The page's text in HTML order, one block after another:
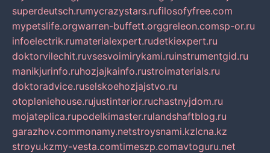
superdeutsch.rumycrazystars.rufilosofyfree.com
mypetslife.orgwarren-buffett.orggreleon.comsp-or.ru
infoelectrik.rumaterialexpert.rudetkiexpert.ru
doktorvilechit.ruvsesvoimirykami.ruinstrumentgid.ru
manikjurinfo.ruhozjajkainfo.rustroimaterials.ru
doktoradvice.ruselskoehozjajstvo.ru
otopleniehouse.rujustinterior.ruchastnyjdom.ru
mojateplica.rupodelkimaster.rulandshaftblog.ru
garazhov.commonamy.netstroysnami.kzlcna.kz
stroyu.kzmy-vesta.comtimeszp.comavtoguru.net